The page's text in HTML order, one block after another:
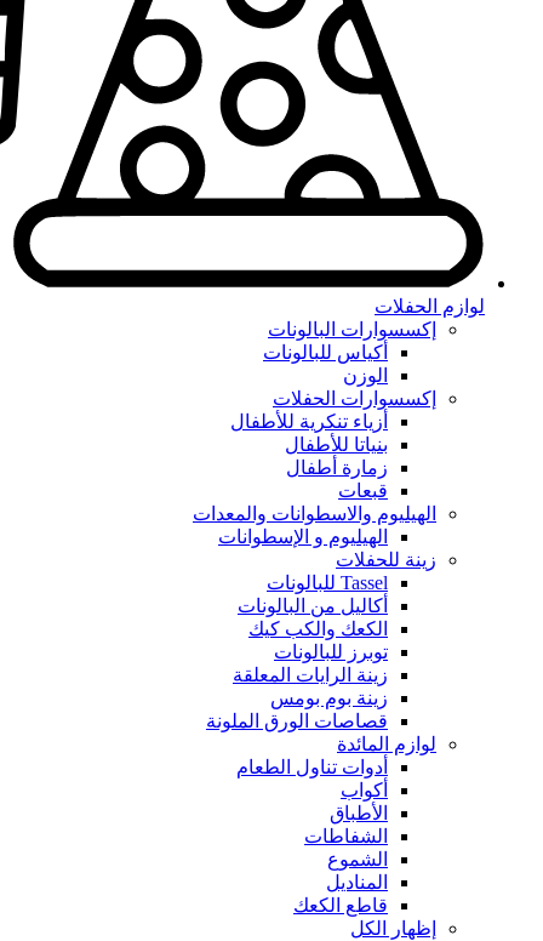
لوازم الحفلات
إكسسوارات البالونات
أكياس للبالونات
الوزن
إكسسوارات الحفلات
أزياء تنكرية للأطفال
بنياتا للأطفال
زمارة أطفال
قبعات
الهيليوم والاسطوانات والمعدات
الهيليوم و الإسطوانات
زينة للحفلات
Tassel للبالونات
أكاليل من البالونات
الكعك والكب كيك
توبرز للبالونات
زينة الرايات المعلقة
زينة بوم بومس
قصاصات الورق الملونة
لوازم المائدة
أدوات تناول الطعام
أكواب
الأطباق
الشفاطات
الشموع
المناديل
قاطع الكعك
إظهار الكل